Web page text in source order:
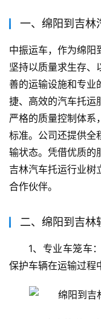
一、绵阳到吉林
中振运车，作为绵阳
坚持以质量求生存、
善的运输设施和专业
捷、高效的汽车托运
严格的质量控制体系
标准。公司还提供全
输状态。凭借优质的
吉林汽车托运行业树
合作伙伴。
二、绵阳到吉林
1、专业车笼车
保护车辆在运输过程